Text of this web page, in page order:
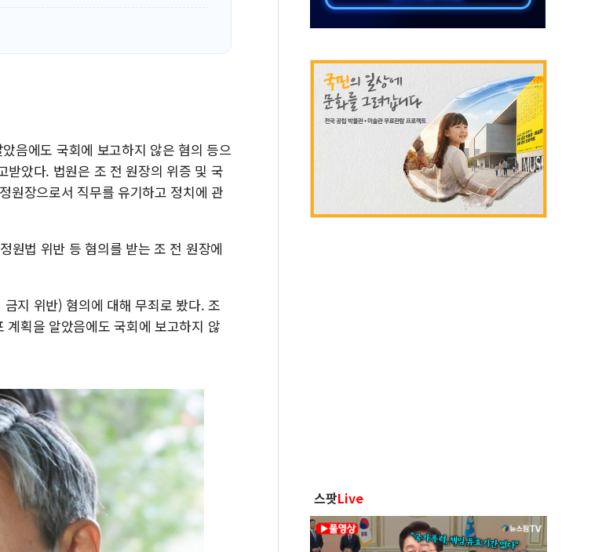
음에도 국회에 보고하지 않은 혐의 등으
받았다. 법원은 조 전 원장의 위증 및 국
원장으로서 직무를 유기하고 정치에 관
원법 위반 등 혐의를 받는 조 전 원장에
지 위반) 혐의에 대해 무죄로 봤다. 조
획을 알았음에도 국회에 보고하지 않
스팟Live